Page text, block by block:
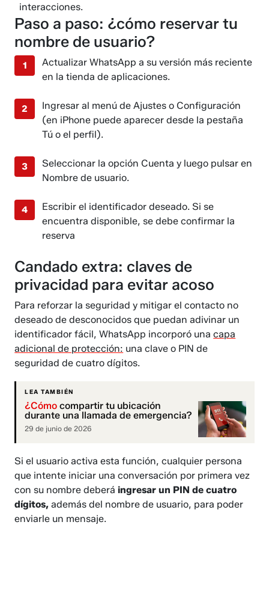
interacciones.
Paso a paso: ¿cómo reservar tu
nombre de usuario?
Actualizar WhatsApp a su versión más reciente
en la tienda de aplicaciones.
Ingresar al menú de Ajustes o Configuración
(en iPhone puede aparecer desde la pestaña
Tú o el perfil).
Seleccionar la opción Cuenta y luego pulsar en
Nombre de usuario.
Escribir el identificador deseado. Si se
encuentra disponible, se debe confirmar la
reserva
Candado extra: claves de
privacidad para evitar acoso
Para reforzar la seguridad y mitigar el contacto no
deseado de desconocidos que puedan adivinar un
identificador fácil, WhatsApp incorporó unacapa
adicional de protección: una clave o PIN de
seguridad de cuatro dígitos.
LEA TAMBIÉN
¿Cómo compartir tu ubicación
durante una llamada de emergencia?
29 de junio de 2026
Si el usuario activa esta función, cualquier persona
que intente iniciar una conversación por primera vez
con su nombre deberá ingresar un PIN de cuatro
dígitos,además del nombre de usuario, para poder
enviarle un mensaje.